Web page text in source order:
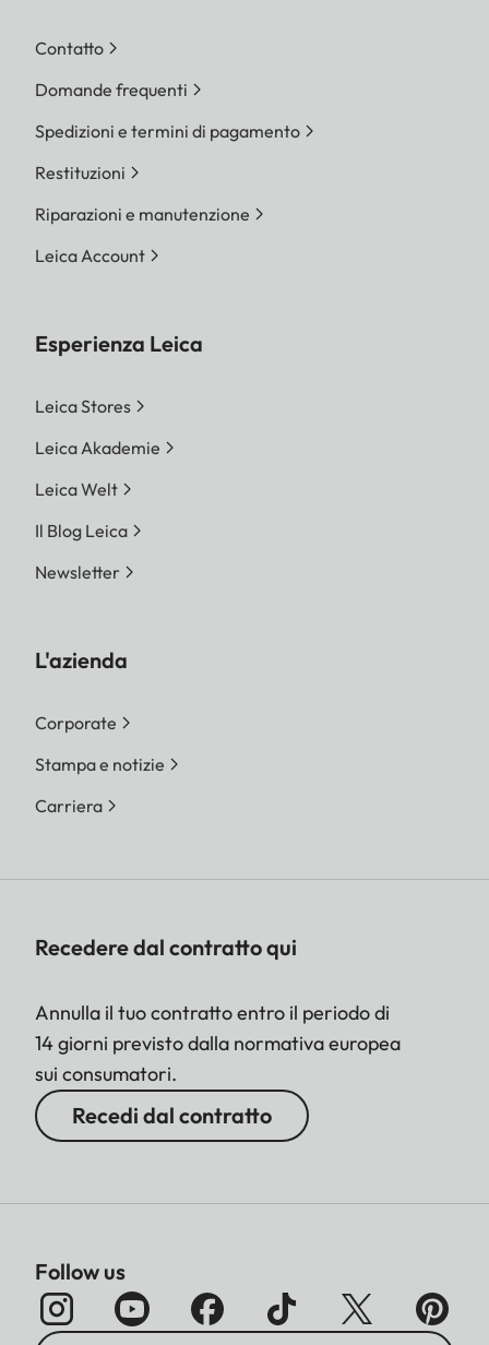
Contatto
Domande frequenti
Spedizioni e termini di pagamento
Restituzioni
Riparazioni e manutenzione
Leica Account
Esperienza Leica
Leica Stores
Leica Akademie
Leica Welt
Il Blog Leica
Newsletter
L'azienda
Corporate
Stampa e notizie
Carriera
Recedere dal contratto qui
Annulla il tuo contratto entro il periodo di
14 giorni previsto dalla normativa europea
sui consumatori.
Recedi dal contratto
Follow us